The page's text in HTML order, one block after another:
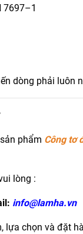
7697–1
dòng phải luôn
phẩm Công tơ
lòng :
info@lamha.vn
lựa chọn và đặt